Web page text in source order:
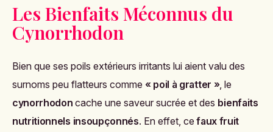
Les Bienfaits Méconnus du
Cynorrhodon
Bien que ses poils extérieurs irritants lui aient valu des
surnoms peu flatteurs comme « poil à gratter », le
cynorrhodon cache une saveur sucrée et des bienfaits
nutritionnels insoupçonnés. En effet, ce faux fruit